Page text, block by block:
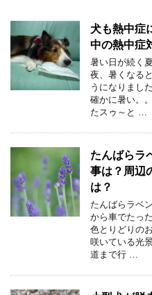
犬も熱中症
中の熱中症
暑い日が続く
夜、暑くなる
うになりまし
確かに暑い。
たスゥ～と …
たんばらラ
事は？周辺
は？
たんばらラベ
から車でたっ
色とりどりの
咲いている光
道まで行 …